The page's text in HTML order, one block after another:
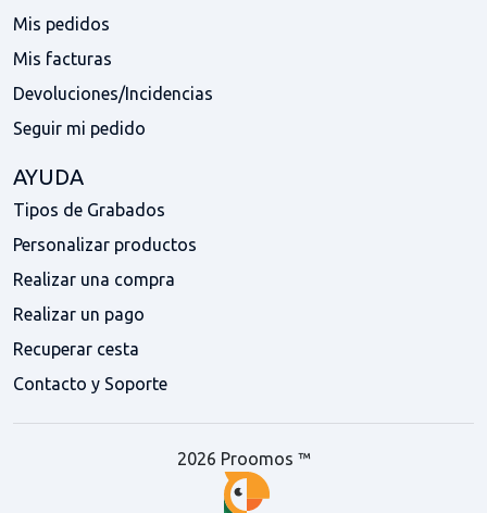
Mis pedidos
Mis facturas
Devoluciones/Incidencias
Seguir mi pedido
AYUDA
Tipos de Grabados
Personalizar productos
Realizar una compra
Realizar un pago
Recuperar cesta
Contacto y Soporte
2026 Proomos ™